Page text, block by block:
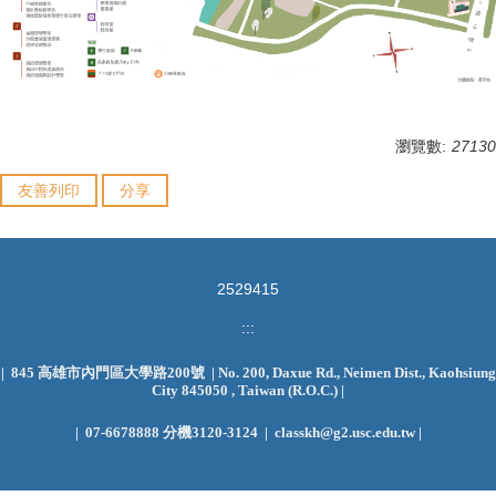
瀏覽數: 27130
友善列印 分享
2529415
:::
| 845 高雄市內門區大學路200號 | No. 200, Daxue Rd., Neimen Dist., Kaohsiung
City 845050 , Taiwan (R.O.C.)
| 07-6678888 分機3120-3124 | classkh@g2.usc.edu.tw |